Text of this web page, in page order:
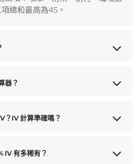
總和最高為45。
器？
？IV 計算準確嗎？
IV 有多稀有？